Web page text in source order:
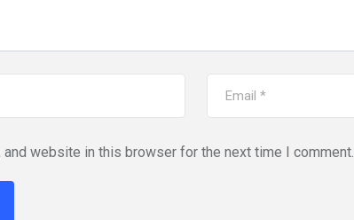
and website in this browser for the next time I comment.